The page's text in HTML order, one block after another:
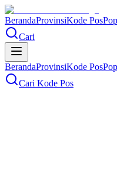
BerandaProvinsiKode Pos
Cari
BerandaProvinsiKode Pos
Cari Kode Pos